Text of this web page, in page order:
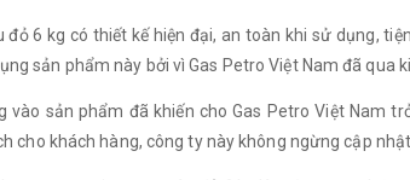
6 kg có thiết kế hiện đại, an toàn khi sử dụng,
sản phẩm này bởi vì Gas Petro Việt Nam đã
vào sản phẩm đã khiến cho Gas Petro Việt Nam
cho khách hàng, công ty này không ngừng cập